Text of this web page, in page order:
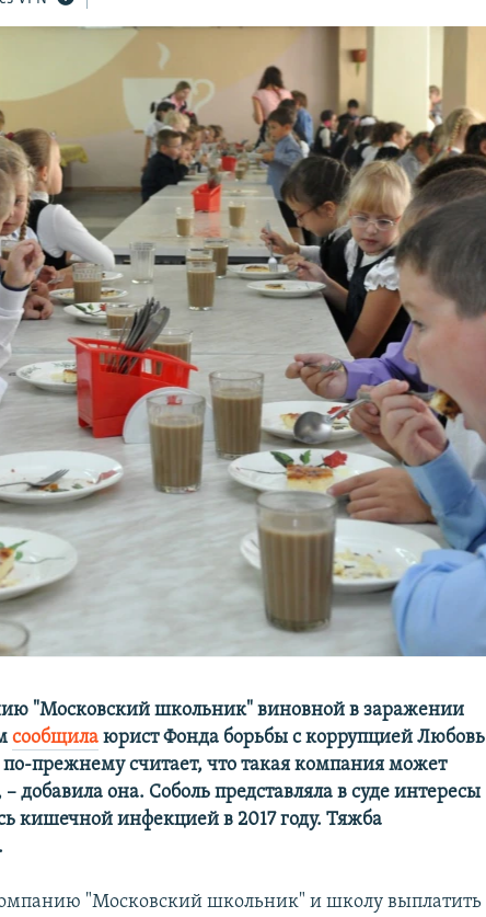
"Московский школьник" виновной в заражении
сообщила юрист Фонда борьбы с коррупцией Любовь
прежнему считает, что такая компания может
добавила она. Соболь представляла в суде интересы
кишечной инфекцией в 2017 году. Тяжба
"Московский школьник" и школу выплатить